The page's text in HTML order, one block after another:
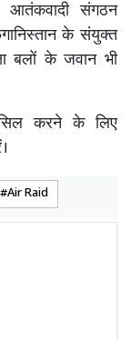
आतंकवादी संगठन
के संयुक्त
बलों के जवान भी
करने के लिए
Air Raid